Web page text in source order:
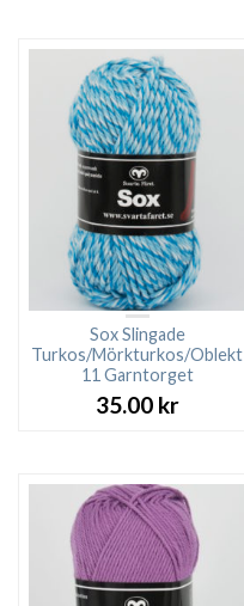
Sox Slingade
Turkos/Mörkturkos/Oblekt
11 Garntorget
35.00 kr